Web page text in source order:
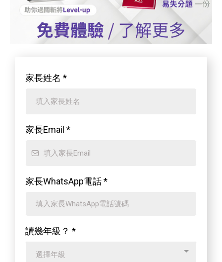
家長姓名 *
家長Email *
家長WhatsApp電話*
讀幾年級？ *
選擇年級